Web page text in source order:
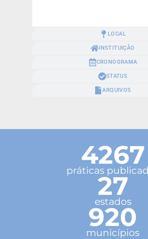
LOCAL
INSTITUIÇÃO
CRONOGRAMA
STATUS
ARQUIVOS
4267
práticas
27
estados
920
municípios